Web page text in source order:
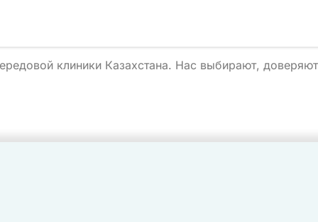
клиники Казахстана. Нас выбирают,